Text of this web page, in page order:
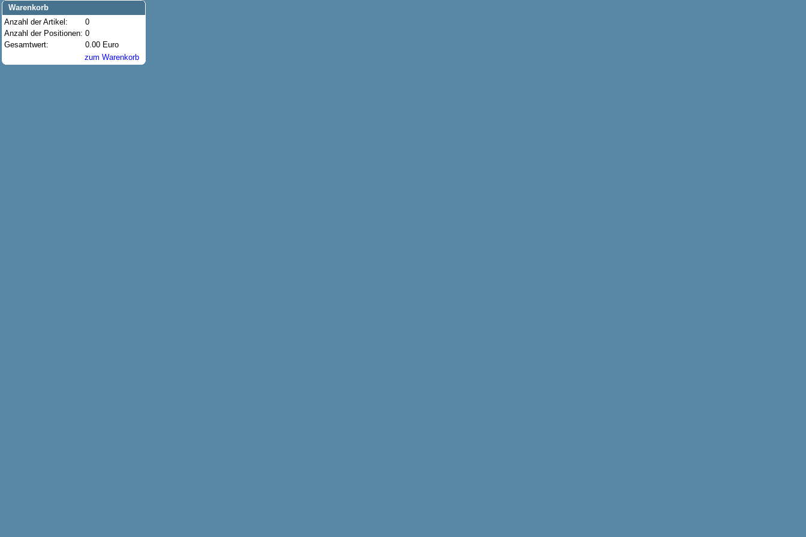
Warenkorb
Anzahl der Artikel:
0
Anzahl der Positionen: 0
Gesamtwert:
0.00 Euro
zum Warenkorb